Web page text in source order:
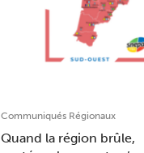
Communiqués Régionaux
Quand la région brûle,